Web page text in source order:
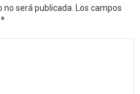
será publicada.
Los campos
*